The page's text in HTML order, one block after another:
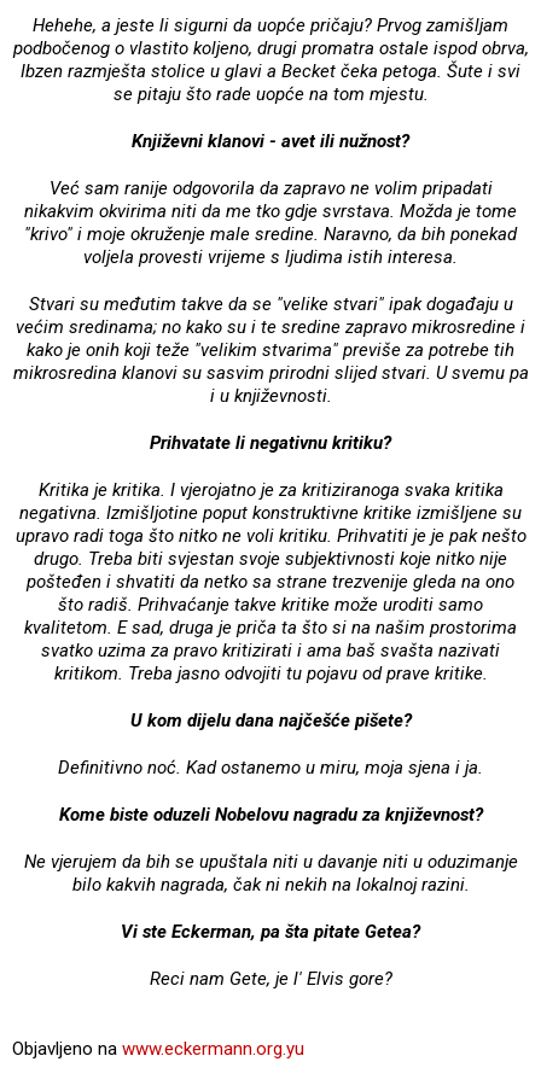
Hehehe, a jeste li sigurni da uopće pričaju? Prvog zamišljam
podbočenog o vlastito koljeno, drugi promatra ostale ispod obrva,
Ibzen razmješta stolice u glavi a Becket čeka petoga. Šute i svi
se pitaju što rade uopće na tom mjestu.
Književni klanovi - avet ili nužnost?
Već sam ranije odgovorila da zapravo ne volim pripadati
nikakvim okvirima niti da me tko gdje svrstava. Možda je tome
"krivo" i moje okruženje male sredine. Naravno, da bih ponekad
voljela provesti vrijeme s ljudima istih interesa.
Stvari su međutim takve da se "velike stvari" ipak događaju u
većim sredinama; no kako su i te sredine zapravo mikrosredine i
kako je onih koji teže "velikim stvarima" previše za potrebe tih
mikrosredina klanovi su sasvim prirodni slijed stvari. U svemu pa
i u književnosti.
Prihvatate li negativnu kritiku?
Kritika je kritika. I vjerojatno je za kritiziranoga svaka kritika
negativna. Izmišljotine poput konstruktivne kritike izmišljene su
upravo radi toga što nitko ne voli kritiku. Prihvatiti je je pak nešto
drugo. Treba biti svjestan svoje subjektivnosti koje nitko nije
pošteđen i shvatiti da netko sa strane trezvenije gleda na ono
što radiš. Prihvaćanje takve kritike može uroditi samo
kvalitetom. E sad, druga je priča ta što si na našim prostorima
svatko uzima za pravo kritizirati i ama baš svašta nazivati
kritikom. Treba jasno odvojiti tu pojavu od prave kritike.
U kom dijelu dana najčešće pišete?
Definitivno noć. Kad ostanemo u miru, moja sjena i ja.
Kome biste oduzeli Nobelovu nagradu za književnost?
Ne vjerujem da bih se upuštala niti u davanje niti u oduzimanje
bilo kakvih nagrada, čak ni nekih na lokalnoj razini.
Vi ste Eckerman, pa šta pitate Getea?
Reci nam Gete, je l' Elvis gore?
Objavljeno na www.eckermann.org.yu